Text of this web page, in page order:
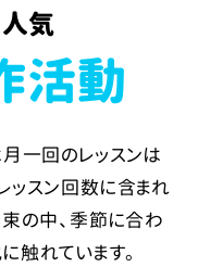
気
活動
一回のレッスンは
ッスン回数に含まれ
の中、季節に合わ
触れています。